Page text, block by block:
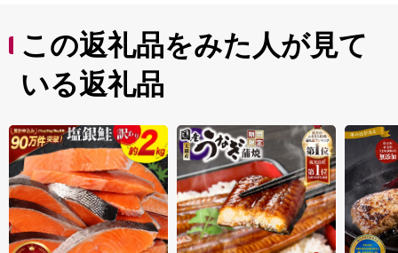
この返礼品をみた人が見て
いる返礼品